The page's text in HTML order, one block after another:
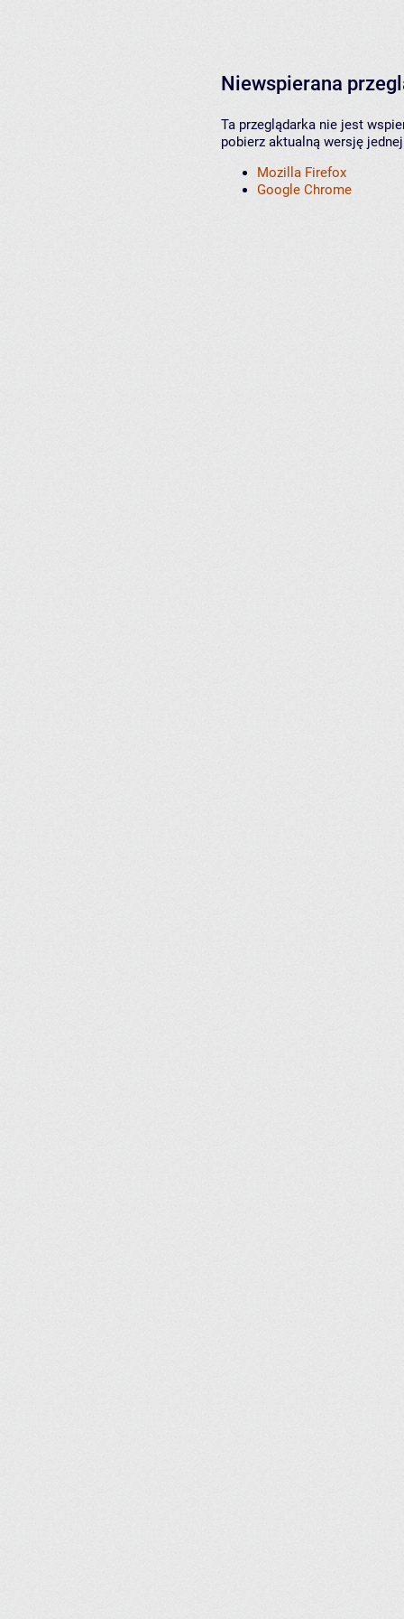
Niewspierana
Ta przeglądarka nie jest
pobierz aktualną wersję
Mozilla Firefox
Google Chrome